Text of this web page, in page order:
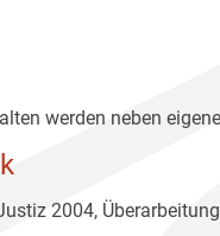
werden neben
2004,